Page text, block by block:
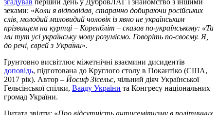
зеками: «Коли я відповідав, старанно добираючи російських
слів, молодий миловидий чоловік із явно не українським
прізвищем на куртці – Коренбліт – сказав по-українському: «Та
ми тут усі українську мову розуміємо. Говоріть по-своєму. Я,
до речі, єврей з України».
Ґрунтовно висвітлює міжетнічні взаємини дисидентів
доповідь, підготована до Круглого столу в Покантіко (США,
2017 рік). Автор – Йосиф Зісельс, чільний діяч Української
Гельсінської спілки, Вааду України та Конгресу національних
громад України.
Цитата звідти: «Про відсутність антисемітизму в політичних